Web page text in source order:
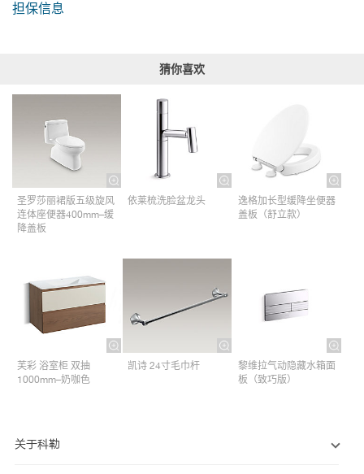
担保信息
猜你喜欢
圣罗莎丽裙版五级旋风
连体座便器400mm–缓
降盖板
依莱梳洗脸盆龙头
逸格加长型缓降坐便器
盖板（舒立款）
芙彩 浴室柜 双抽
1000mm–奶咖色
凯诗 24寸毛巾杆​
黎维拉气动隐藏水箱面
板（致巧版）
关于科勒